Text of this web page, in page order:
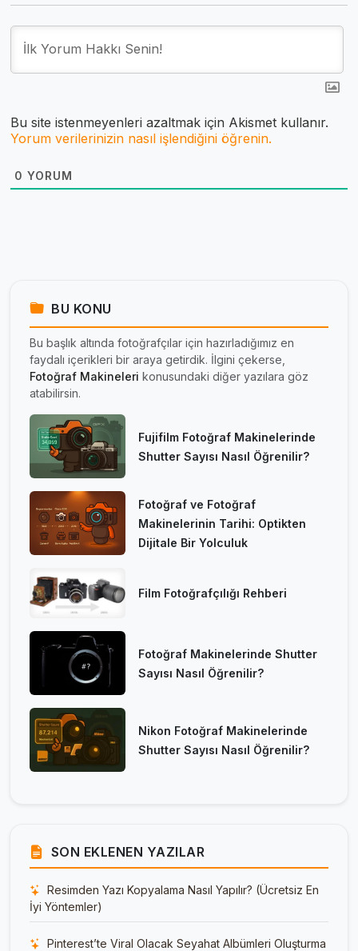
Bu site istenmeyenleri azaltmak için Akismet kullanır.
Yorum verilerinizin nasıl işlendiğini öğrenin.
0 YORUM
BU KONU
Bu başlık altında fotoğrafçılar için hazırladığımız en
faydalı içerikleri bir araya getirdik. İlgini çekerse,
Fotoğraf Makineleri konusundaki diğer yazılara göz
atabilirsin.
Fujifilm Fotoğraf Makinelerinde
Shutter Sayısı Nasıl Öğrenilir?
Fotoğraf ve Fotoğraf
Makinelerinin Tarihi: Optikten
Dijitale Bir Yolculuk
Film Fotoğrafçılığı Rehberi
Fotoğraf Makinelerinde Shutter
Sayısı Nasıl Öğrenilir?
Nikon Fotoğraf Makinelerinde
Shutter Sayısı Nasıl Öğrenilir?
SON EKLENEN YAZILAR
Resimden Yazı Kopyalama Nasıl Yapılır? (Ücretsiz En
İyi Yöntemler)
Pinterest’te Viral Olacak Seyahat Albümleri Oluşturma